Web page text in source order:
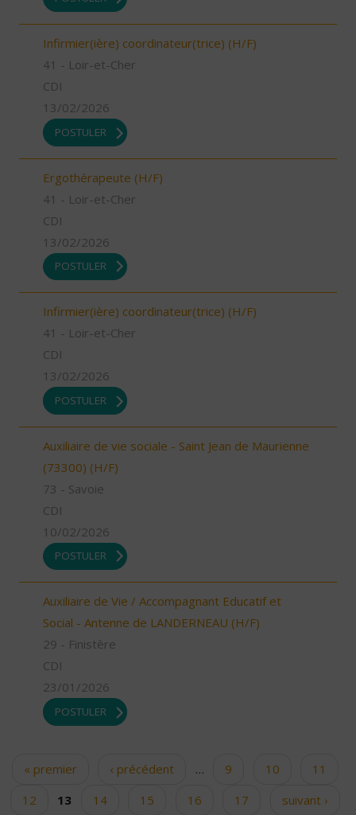
Infirmier(ière) coordinateur(trice) (H/F)
41 - Loir-et-Cher
CDI
13/02/2026
POSTULER
Ergothérapeute (H/F)
41 - Loir-et-Cher
CDI
13/02/2026
POSTULER
Infirmier(ière) coordinateur(trice) (H/F)
41 - Loir-et-Cher
CDI
13/02/2026
POSTULER
Auxiliaire de vie sociale - Saint Jean de Maurienne
(73300) (H/F)
73 - Savoie
CDI
10/02/2026
POSTULER
Auxiliaire de Vie / Accompagnant Educatif et
Social - Antenne de LANDERNEAU (H/F)
29 - Finistère
CDI
23/01/2026
POSTULER
Pages
« premier ‹ précédent … 9 10
11
12
13 14 15 16 17
suivant ›